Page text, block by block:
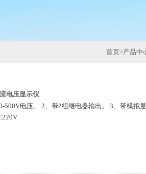
首页>产品中
电压显示仪
500V电压。 2、带2组继电器输出。 3、带模拟